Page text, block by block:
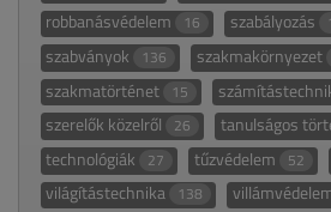
robbanásvédelem 16 szabályozás
szabványok 136 szakmakörnyezet
szakmatörténet 15
szerelők közelről 26 tanulságos
technológiák 27 tűzvédelem 52
világítástechnika 138